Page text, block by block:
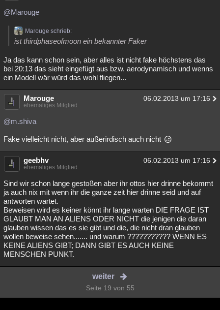
@Marouge
Marouge schrieb:
ist thirdphaseofmoon ein bekannter Faker
Ja das kann schon sein, aber alles ist nicht fake höchstens das
bei 20:13 das sieht eingefügt aus bzw. aerodynamisch und wenns
ein Modell wär würd das wohl fliegen...
Marouge 06.02.2013 um 17:16
ehemaliges Mitglied
@m.shiva
Fake vielleicht nicht, aber außerirdisch auch nicht
geebhv 06.02.2013 um 17:16
ehemaliges Mitglied
Sind wir schon lange gestoßen aber ihr ottos hier drinne bekommt
ja auch nix mit wenn ihr die ganze zeit hier drinne seid und auf
antworten wartet.
Beweisen wird es keiner könnt ihr lange warten DIE FRAGE IST
GLAUBT MAN AN ALIENS ODER NICHT die jenigen die daran
glauben wissen das es sie gibt und die, die nicht dran glauben
wollen beweise sehen....... und warum ??????????? WENN ES
KEINE ALIENS GIBT; DANN GIBT ES AUCH KEINE
MENSCHEN PUNKT.
weiter
Seite 19 von 55